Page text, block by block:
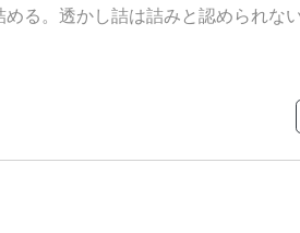
る。透かし詰は詰みと認められない